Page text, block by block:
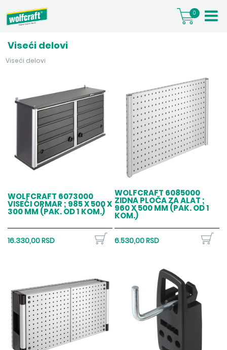
0
Viseći delovi
Viseći delovi
WOLFCRAFT 6073000
VISEĆI ORMAR ; 985 X 500 X
300 MM (PAK. OD 1 KOM.)
16.330,00 RSD
WOLFCRAFT 6085000
ZIDNA PLOČA ZA ALAT ;
960 X 500 MM (PAK. OD 1
KOM.)
6.530,00 RSD